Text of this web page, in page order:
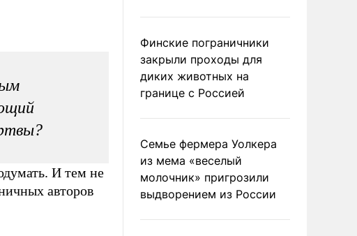
И тем не
авторов
Финские пограничники
закрыли проходы для
диких животных на
границе с Россией
Семье фермера Уолкера
из мема «веселый
молочник» пригрозили
выдворением из России